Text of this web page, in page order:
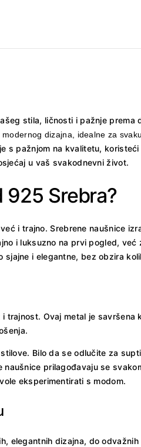
stila, ličnosti i pažnje prema
dizajna, idealne za
s pažnjom na kvalitetu,
u vaš svakodnevni život.
925 Srebra?
i trajno. Srebrene naušnice
i luksuzno na prvi pogled,
i elegantne, bez obzira
Ovaj metal je
Bilo da se odlučite za
prilagođavaju se
eksperimentirati s modom.
elegantnih dizajna, do